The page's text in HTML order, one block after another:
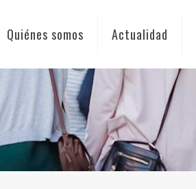
Quiénes somos Actualidad